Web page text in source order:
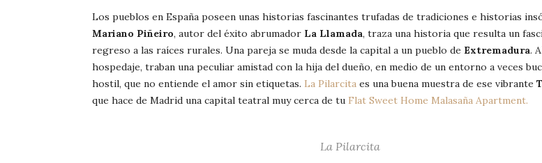
Los pueblos en España poseen unas historias fascinantes trufadas de tradiciones e historias
Mariano Piñeiro, autor del éxito abrumador La Llamada, traza una historia que resulta un
regreso a las raíces rurales. Una pareja se muda desde la capital a un pueblo de Extremadura.
hospedaje, traban una peculiar amistad con la hija del dueño, en medio de un entorno a veces
hostil, que no entiende el amor sin etiquetas. La Pilarcita es una buena muestra de ese vibrante
que hace de Madrid una capital teatral muy cerca de tu Flat Sweet Home Malasaña Apartment.
La Pilarcita